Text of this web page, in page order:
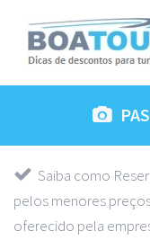
Saiba como
pelos menores
oferecido pela